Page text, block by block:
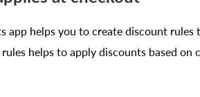
app helps you to create discount rules
helps to apply discounts based on